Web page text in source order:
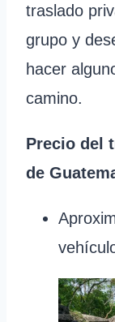
traslado
grupo y
hacer
camino.
Precio del
de